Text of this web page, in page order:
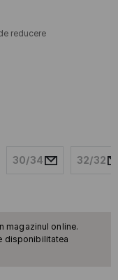
reducere
30/34 32/32
magazinul online.
disponibilitatea